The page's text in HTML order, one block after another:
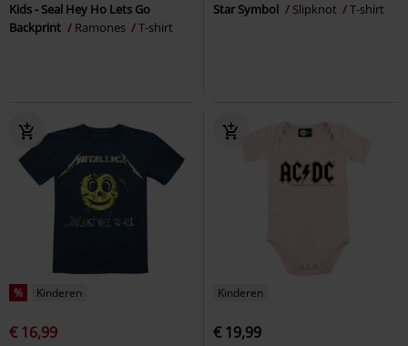
Kids - Seal Hey Ho Lets Go
Backprint
Ramones T-shirt
Star Symbol Slipknot T-shirt
% Kinderen
€ 16,99
Kinderen
€ 19,99